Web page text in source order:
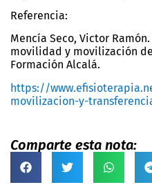
Referencia:
Mencía Seco, Victor
movilidad y movilización
Formación Alcalá.
https://
movilizacion-y-
Comparte esta nota: